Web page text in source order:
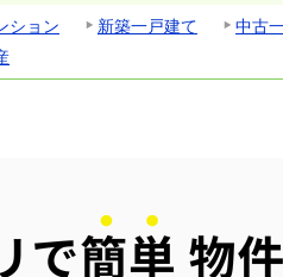
ション 新築一戸建て 中古